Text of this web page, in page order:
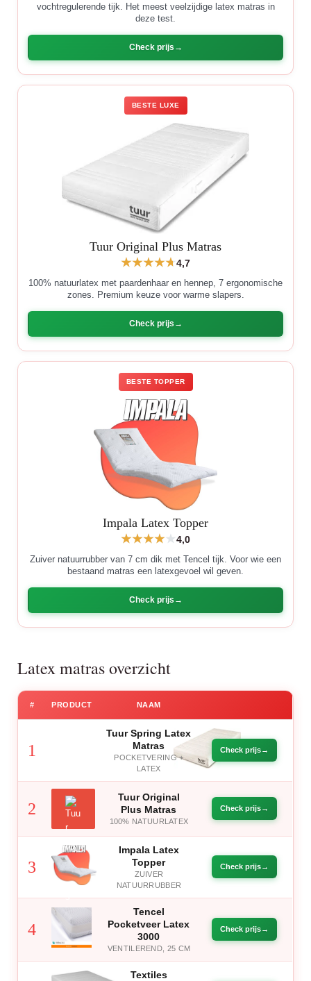
vochtregulerende tijk. Het meest veelzijdige latex matras in
deze test.
Check prijs
BESTE LUXE
Tuur Original Plus Matras
4,7
100% natuurlatex met paardenhaar en hennep, 7 ergonomische
zones. Premium keuze voor warme slapers.
Check prijs
BESTE TOPPER
Impala Latex Topper
4,0
Zuiver natuurrubber van 7 cm dik met Tencel tijk. Voor wie een
bestaand matras een latexgevoel wil geven.
Check prijs
Latex matras overzicht
# PRODUCT NAAM
1
Tuur Spring Latex
Matras
POCKETVERING +
LATEX
Check prijs
2
Tuur Original
Plus Matras
100% NATUURLATEX
Check prijs
3
Impala Latex
Topper
ZUIVER
NATUURRUBBER
Check prijs
4
Tencel
Pocketveer Latex
3000
VENTILEREND, 25 CM
Check prijs
Textiles